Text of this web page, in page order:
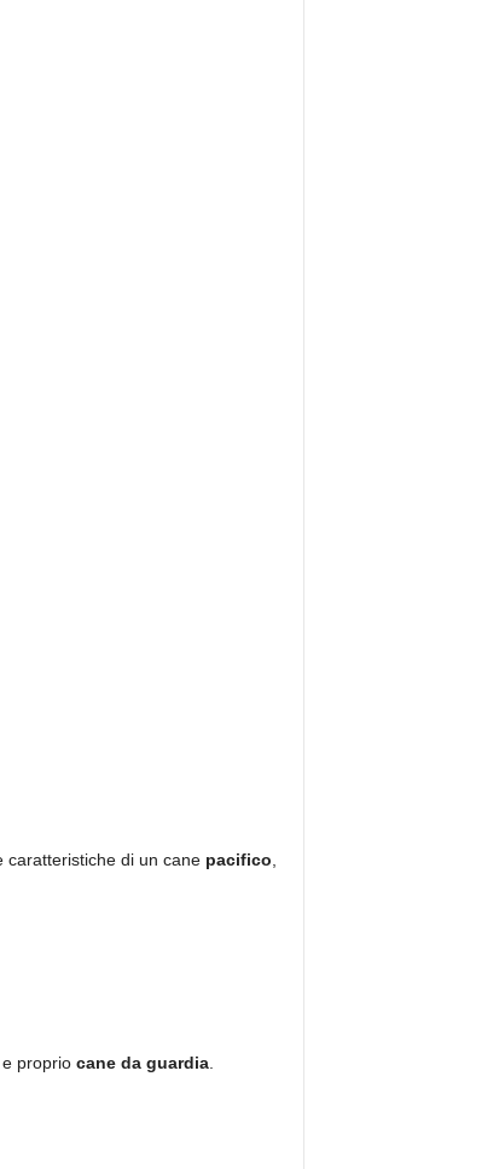
caratteristiche di un cane pacifico
proprio cane da guardia.